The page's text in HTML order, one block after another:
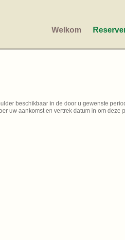
Welkom
beschikbaar in de door u gewenste
uw aankomst en vertrek datum in om deze